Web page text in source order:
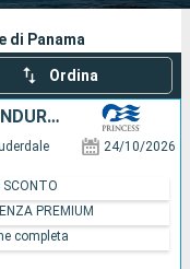
di Panama
Ordina
STATI UNITI, MESSICO, BELIZE, HONDURAS
24/10/2026
SCONTO
PREMIUM
completa